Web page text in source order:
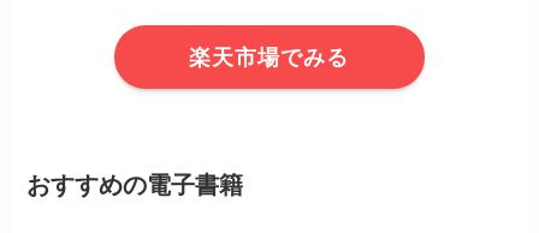
楽天市場でみる
おすすめの電子書籍